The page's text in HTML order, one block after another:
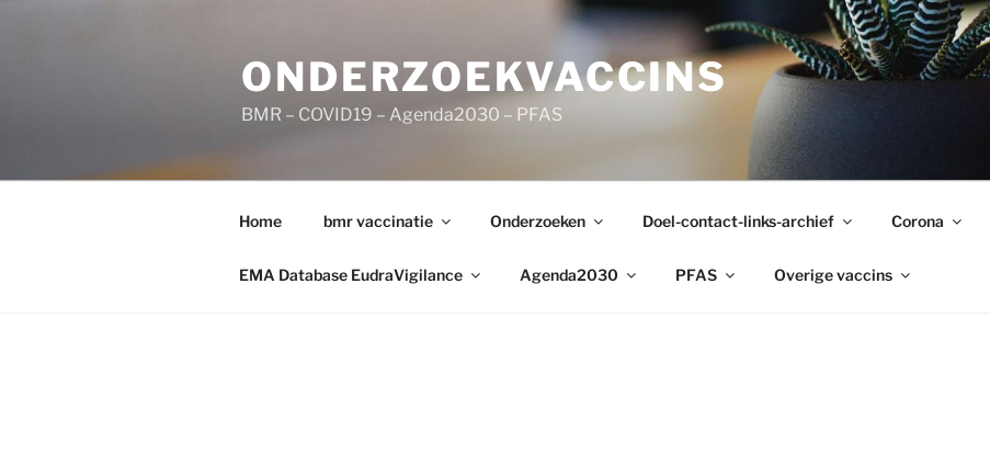
ONDERZOEKVACCINS
BMR – COVID19 – Agenda2030 – PFAS
Home bmr vaccinatie Onderzoeken Doel-contact-links-archief Corona
EMA Database EudraVigilance Agenda2030 PFAS Overige vaccins